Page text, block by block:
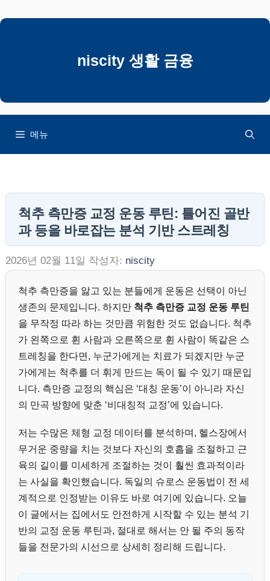
텐
뛰
niscity 생활 금융
메뉴
척추 측만증 교정 운동 루틴: 틀어진 골반
과 등을 바로잡는 분석 기반 스트레칭
2026년 02월 11일 작성자: niscity
척추 측만증을 앓고 있는 분들에게 운동은 선택이 아닌
생존의 문제입니다. 하지만 척추 측만증 교정 운동 루틴
을 무작정 따라 하는 것만큼 위험한 것도 없습니다. 척추
가 왼쪽으로 휜 사람과 오른쪽으로 휜 사람이 똑같은 스
트레칭을 한다면, 누군가에게는 치료가 되겠지만 누군
가에게는 척추를 더 휘게 만드는 독이 될 수 있기 때문입
니다. 측만증 교정의 핵심은 ‘대칭 운동’이 아니라 자신
의 만곡 방향에 맞춘 ‘비대칭적 교정’에 있습니다.
저는 수많은 체형 교정 데이터를 분석하며, 헬스장에서
무거운 중량을 치는 것보다 자신의 호흡을 조절하고 근
육의 길이를 미세하게 조절하는 것이 훨씬 효과적이라
는 사실을 확인했습니다. 독일의 슈로스 운동법이 전 세
계적으로 인정받는 이유도 바로 여기에 있습니다. 오늘
이 글에서는 집에서도 안전하게 시작할 수 있는 분석 기
반의 교정 운동 루틴과, 절대로 해서는 안 될 주의 동작
들을 전문가의 시선으로 상세히 정리해 드립니다.